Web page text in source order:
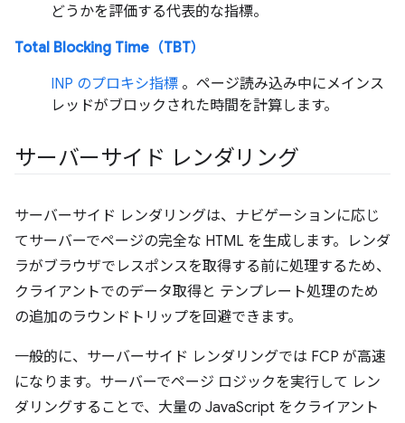
どうかを評価する代表的な指標。
Total Blocking Time（TBT）
INP のプロキシ指標 。ページ読み込み中にメインス
レッドがブロックされた時間を計算します。
サーバーサイド レンダリング
サーバーサイド レンダリングは、ナビゲーションに応じ
てサーバーでページの完全な HTML を生成します。レンダ
ラがブラウザでレスポンスを取得する前に処理するため、
クライアントでのデータ取得と テンプレート処理のため
の追加のラウンドトリップを回避できます。
一般的に、サーバーサイド レンダリングでは FCP が高速
になります。サーバーでページ ロジックを実行して レン
ダリングすることで、大量の JavaScript をクライアント